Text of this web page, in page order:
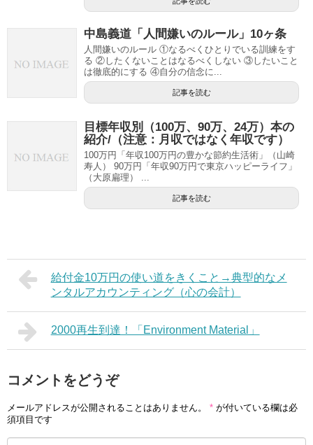
中島義道「人間嫌いのルール」10ヶ条
人間嫌いのルール ①なるべくひとりでいる訓練をす
る ②したくないことはなるべくしない ③したいこと
は徹底的にする ④自分の信念に...
記事を読む
目標年収別（100万、90万、24万）本の
紹介/（注意：月収ではなく年収です）
100万円「年収100万円の豊かな節約生活術」（山崎
寿人） 90万円「年収90万円で東京ハッピーライフ」
（大原扁理） ...
記事を読む
給付金10万円の使い道をきくこと→典型的なメ
ンタルアカウンティング（心の会計）
2000再生到達！「Environment Material」
コメントをどうぞ
メールアドレスが公開されることはありません。 * が付いている欄は必
須項目です